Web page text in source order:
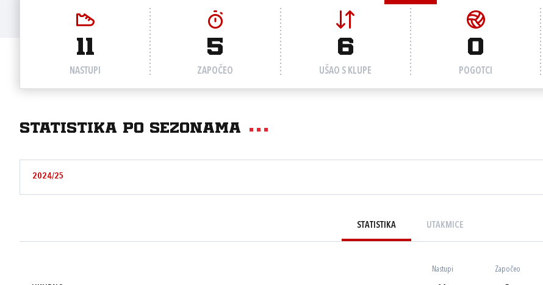
11
NASTUPI
5
ZAPOČEO
6
UŠAO S KLUPE
0
POGOTCI
Statistika po sezonama
2024/25
STATISTIKA UTAKMICE
Nastupi Započeo